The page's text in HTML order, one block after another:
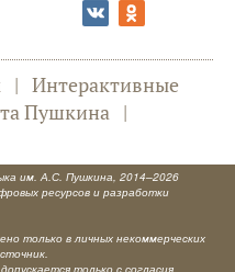
| Интерактивные
Пушкина |
им. А.С. Пушкина, 2014–2026
ресурсов и разработки
только в личных некоммерческих
только с согласия